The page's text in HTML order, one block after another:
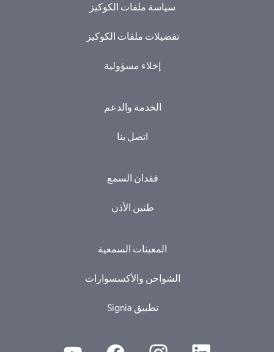
سياسة ملفات الكوكيز
تفضيلات ملفات الكوكيز
إخلاء مسؤولية
الخدمة والدعم
اتصل بنا
فقدان السمع
طنين الأذن
المعينات السمعية
الشواحن والأكسسوارات
Signia تطبيق